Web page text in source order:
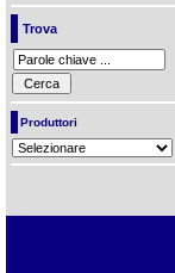
Trova
Produttori